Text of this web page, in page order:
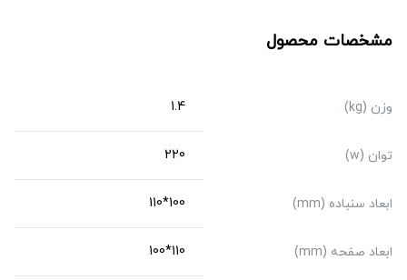
مشخصات محصول
وزن (kg) 1.4
توان (w) 220
ابعاد سنباده (mm) 100*110
ابعاد صفحه (mm) 110*100